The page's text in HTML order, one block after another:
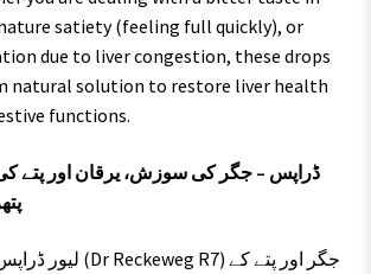
satiety (feeling full quickly), or
due to liver congestion, these drops
natural solution to restore liver health
functions.